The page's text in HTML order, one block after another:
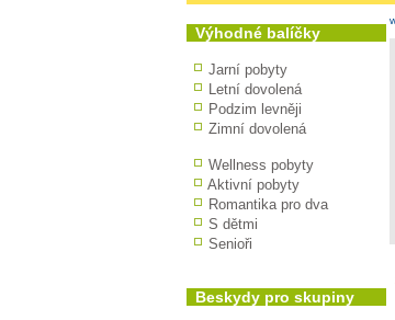
Výhodné balíčky
Jarní pobyty
Letní dovolená
Podzim levněji
Zimní dovolená
Wellness pobyty
Aktivní pobyty
Romantika pro dva
S dětmi
Senioři
Beskydy pro skupiny